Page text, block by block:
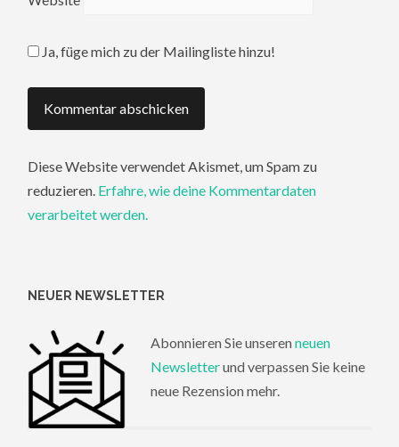
Ja, füge mich zu der Mailingliste hinzu!
Diese Website verwendet Akismet, um Spam zu
reduzieren. Erfahre, wie deine Kommentardaten
verarbeitet werden.
NEUER NEWSLETTER
Abonnieren Sie unseren neuen
Newsletterund verpassen Sie keine
neue Rezension mehr.